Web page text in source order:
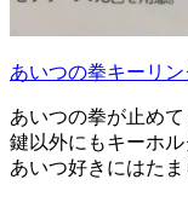
あいつの拳キーリン
あいつの拳が止め
鍵以外にもキーホル
あいつ好きにはた